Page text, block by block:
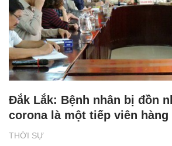
THỜI SỰ
Đắk Lắk: Bệnh nhân bị đồn
corona là một tiếp viên hàng